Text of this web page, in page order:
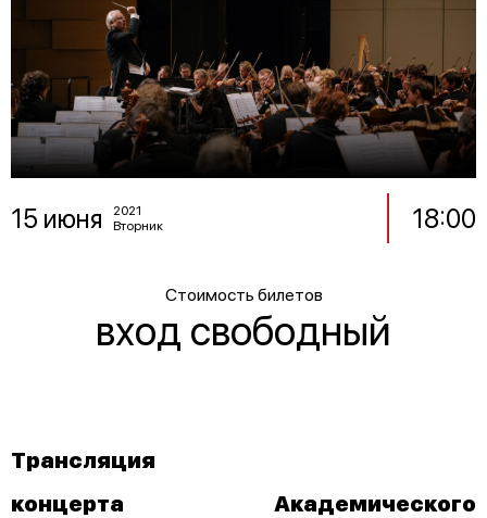
15 июня
2021
Вторник
18:00
Стоимость билетов
вход свободный
Трансляция
концерта Академического